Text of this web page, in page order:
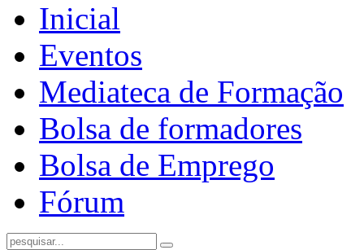
Inicial
Eventos
Mediateca de Formação
Bolsa de formadores
Bolsa de Emprego
Fórum